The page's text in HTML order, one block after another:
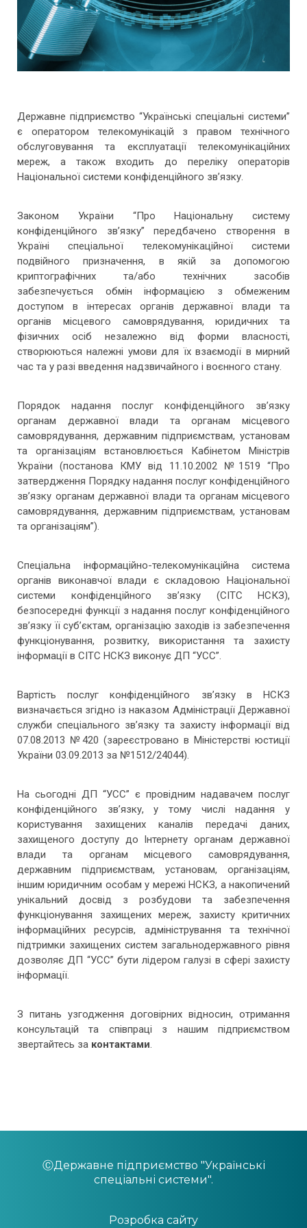
Централізована закупівельна організація
Колокейшн
Захищений вузол Інтернет – доступу
ЦЗО
НЦР
КОНТАКТИ
Державне підприємство “Українські спеціальні системи”
є оператором телекомунікацій з правом технічного
обслуговування та експлуатації телекомунікаційних
мереж, а також входить до переліку операторів
Національної системи конфіденційного зв’язку.
Законом України “Про Національну систему
конфіденційного зв’язку” передбачено створення в
Україні спеціальної телекомунікаційної системи
подвійного призначення, в якій за допомогою
криптографічних та/або технічних засобів
забезпечується обмін інформацією з обмеженим
доступом в інтересах органів державної влади та
органів місцевого самоврядування, юридичних та
фізичних осіб незалежно від форми власності,
створюються належні умови для їх взаємодії в мирний
час та у разі введення надзвичайного і воєнного стану.
Порядок надання послуг конфіденційного зв’язку
органам державної влади та органам місцевого
самоврядування, державним підприємствам, установам
та організаціям встановлюється Кабінетом Міністрів
України (постанова КМУ від 11.10.2002 №1519 “Про
затвердження Порядку надання послуг конфіденційного
зв’язку органам державної влади та органам місцевого
самоврядування, державним підприємствам, установам
та організаціям”).
Спеціальна інформаційно-телекомунікаційна система
органів виконавчої влади є складовою Національної
системи конфіденційного зв’язку (СІТС НСКЗ),
безпосередні функції з надання послуг конфіденційного
зв’язку її суб’єктам, організацію заходів із забезпечення
функціонування, розвитку, використання та захисту
інформації в СІТС НСКЗ виконує ДП “УСС”.
Вартість послуг конфіденційного зв’язку в НСКЗ
визначається згідно із наказом Адміністрації Державної
служби спеціального зв’язку та захисту інформації від
07.08.2013 №420 (зареєстровано в Міністерстві юстиції
України 03.09.2013 за №1512/24044).
На сьогодні ДП “УСС” є провідним надавачем послуг
конфіденційного зв’язку, у тому числі надання у
користування захищених каналів передачі даних,
захищеного доступу до Інтернету органам державної
влади та органам місцевого самоврядування,
державним підприємствам, установам, організаціям,
іншим юридичним особам у мережі НСКЗ, а накопичений
унікальний досвід з розбудови та забезпечення
функціонування захищених мереж, захисту критичних
інформаційних ресурсів, адміністрування та технічної
підтримки захищених систем загальнодержавного рівня
дозволяє ДП “УСС” бути лідером галузі в сфері захисту
інформації.
З питань узгодження договірних відносин, отримання
консультацій та співпраці з нашим підприємством
звертайтесь за контактами.
ⒸДержавне підприємство "Українські
спеціальні системи".
Розробка сайту